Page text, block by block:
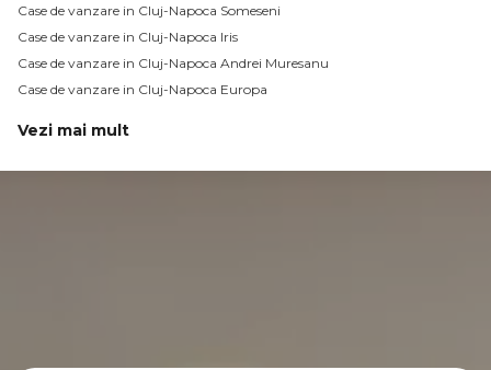
Case de vanzare in Cluj-Napoca Someseni
Case de vanzare in Cluj-Napoca Iris
Case de vanzare in Cluj-Napoca Andrei Muresanu
Case de vanzare in Cluj-Napoca Europa
Case de vanzare in Cluj-Napoca Gruia
Vezi mai mult